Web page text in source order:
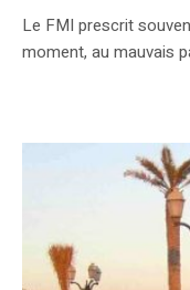
Le FMI prescrit
moment, au mauvais